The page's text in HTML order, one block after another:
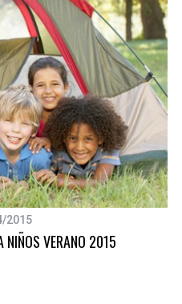
2015
NIÑOS VERANO 2015